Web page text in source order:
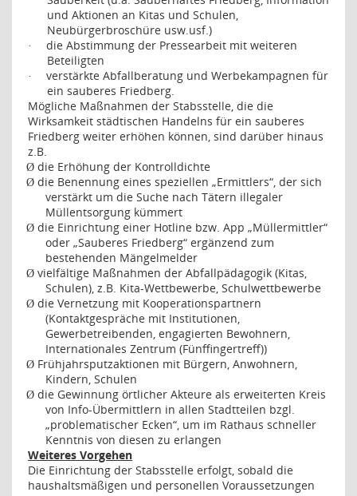
und Aktionen an Kitas und Schulen,
Neubürgerbroschüre usw.usf.)
·
die Abstimmung der Pressearbeit mit weiteren
Beteiligten
·
verstärkte Abfallberatung und Werbekampagnen für
ein sauberes Friedberg.
Mögliche Maßnahmen der Stabsstelle, die die
Wirksamkeit städtischen Handelns für ein sauberes
Friedberg weiter erhöhen können, sind darüber hinaus
z.B.
Ø die Erhöhung der Kontrolldichte
Ø die Benennung eines speziellen „Ermittlers“, der sich
verstärkt um die Suche nach Tätern illegaler
Müllentsorgung kümmert
Ø die Einrichtung einer Hotline bzw. App „Müllermittler“
oder „Sauberes Friedberg“ ergänzend zum
bestehenden Mängelmelder
Ø vielfältige Maßnahmen der Abfallpädagogik (Kitas,
Schulen), z.B. Kita-Wettbewerbe, Schulwettbewerbe
Ø die Vernetzung mit Kooperationspartnern
(Kontaktgespräche mit Institutionen,
Gewerbetreibenden, engagierten Bewohnern,
Internationales Zentrum (Fünffingertreff))
Ø Frühjahrsputzaktionen mit Bürgern, Anwohnern,
Kindern, Schulen
Ø die Gewinnung örtlicher Akteure als erweiterten Kreis
von Info-Übermittlern in allen Stadtteilen bzgl.
„problematischer Ecken“, um im Rathaus schneller
Kenntnis von diesen zu erlangen
Weiteres Vorgehen
Die Einrichtung der Stabsstelle erfolgt, sobald die
haushaltsmäßigen und personellen Voraussetzungen